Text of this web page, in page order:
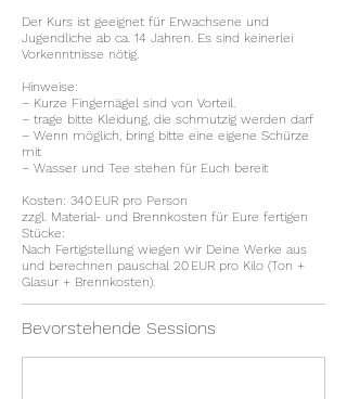
Der Kurs ist geeignet für Erwachsene und
Jugendliche ab ca. 14 Jahren. Es sind keinerlei
Vorkenntnisse nötig.
Hinweise:
– Kurze Fingernägel sind von Vorteil.
– trage bitte Kleidung, die schmutzig werden darf
– Wenn möglich, bring bitte eine eigene Schürze
mit
– Wasser und Tee stehen für Euch bereit
Kosten: 340 EUR pro Person
zzgl. Material- und Brennkosten für Eure fertigen
Stücke:
Nach Fertigstellung wiegen wir Deine Werke aus
und berechnen pauschal 20 EUR pro Kilo (Ton +
Glasur + Brennkosten).
Bevorstehende Sessions